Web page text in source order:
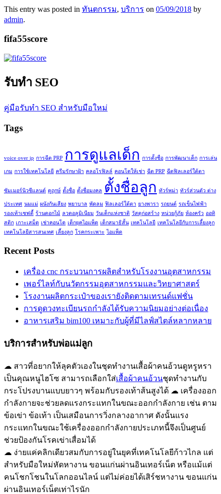
This entry was posted in ทันตกรรม, บริการ on 05/09/2018 by
admin.
fifa55score
รับทำ SEO
คู่มือรับทำ SEO สำหรับมือใหม่
Tags
voice over ip การฉีด PRP การดูแลเด็ก การตั้งชื่อ การพัฒนาเด็ก การเล่น
เกม การใช้เทคโนโลยี ครีมรักษาฝ้า คลอโรฟิลล์ คอนโดให้เช่า ฉีด PRP ฉีดฟิลเลอร์ใต้ตา
ซัมเมอร์นิวซีแลนด์ ดูฤกษ์ ตั้งชื่อ ตั้งชื่อมงคล ตั้งชื่อลูก ทัวร์พม่า ทัวร์ส่วนตัว ต่าง
ประเทศ นมแม่ ผนังกันเสียง พยาบาล พัดลม ฟิลเลอร์ใต้ตา ยางพารา รถยนต์ รถเข็นไฟฟ้า
รองเท้าเซฟตี้ ร้านดอกไม้ ลวดอลูมิเนียม วันเด็กแห่งชาติ วัสดุก่อสร้าง หน่วยกู้ภัย ห้องครัว ออทิ
สติก เกาะเสม็ด เช่าคอนโด เด็กยุคไอแพ็ด เด็กสมาธิสั้น เทคโนโลยี เทคโนโลยีกับการเลี้ยงลูก
เทคโนโลยีสารสนเทศ เลี้ยงลูก โรคกระเพาะ ไอแพ็ด
Recent Posts
เครื่อง cnc กระบวนการผลิตสำหรับโรงงานอุตสาหกรรม
เพอร์ไลท์กับนวัตกรรมอุตสาหกรรมและวิทยาศาสตร์
โรงงานผลิตกระเป๋าของเรายังติดตามเทรนด์แฟชั่น
การดูดวงทะเบียนรถกำลังได้รับความนิยมอย่างต่อเนื่อง
อาหารเสริม bim100 เหมาะกับผู้ที่มีไลฟ์สไตล์หลากหลาย
บริการสำหรับพ่อแม่ลูก
☁ สาวที่อยากให้ลุคตัวเองในชุดทำงานเสื้อผ้าคนอ้วนดูหรูหรา
เป็นคุณหนูไฮโซ สามารถเลือกใส่เสื้อผ้าคนอ้วนชุดทำงานกับ
กระโปรงบานแบบยาวๆ พร้อมกับรองเท้าส้นสูงได้ ☁ เครื่องออก
กำลังกายจะช่วยลดแรงกระแทกในขณะออกกำลังกาย เช่น ตาม
ข้อเข่า ข้อเท้า เป็นเสมือนการวิ่งกลางอากาศ ดังนั้นแรง
กระแทกในขณะใช้เครื่องออกกำลังกายประเภทนี้จึงเป็นศูนย์
ช่วยป้องกันโรคเข่าเสื่อมได้
☁ ง่ายแค่คลิกเดียวสมกับการอยู่ในยุคที่เทคโนโลยีก้าวไกล แต่
สำหรับมือใหม่หัดหางาน ขอนแก่นผ่านอินเทอร์เน็ต หรือแม้แต่
คนโชกโชนในโลกออนไลน์ แต่ไม่ค่อยได้เสิร์ชหางาน ขอนแก่น
ผ่านอินเทอร์เน็ตเท่าไรนัก